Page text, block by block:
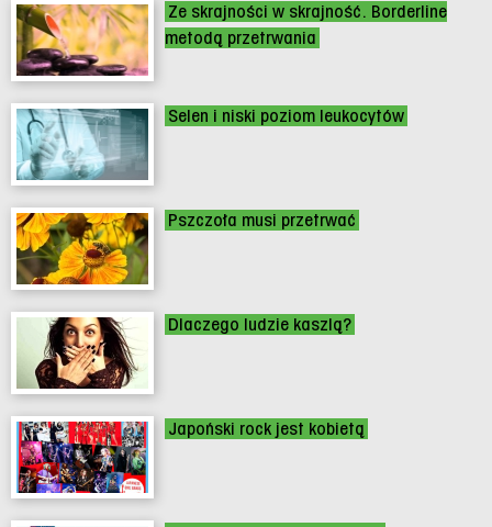
Ze skrajności w skrajność. Borderline
metodą przetrwania
Selen i niski poziom leukocytów
Pszczoła musi przetrwać
Dlaczego ludzie kaszlą?
Japoński rock jest kobietą